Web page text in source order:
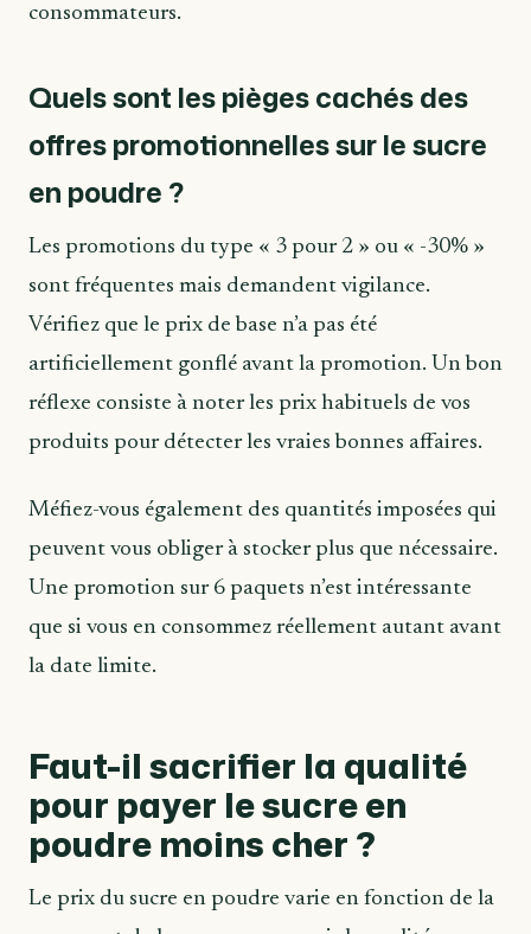
consommateurs.
Quels sont les pièges cachés des
offres promotionnelles sur le sucre
en poudre ?
Les promotions du type « 3 pour 2 » ou « -30% »
sont fréquentes mais demandent vigilance.
Vérifiez que le prix de base n’a pas été
artificiellement gonflé avant la promotion. Un bon
réflexe consiste à noter les prix habituels de vos
produits pour détecter les vraies bonnes affaires.
Méfiez-vous également des quantités imposées qui
peuvent vous obliger à stocker plus que nécessaire.
Une promotion sur 6 paquets n’est intéressante
que si vous en consommez réellement autant avant
la date limite.
Faut-il sacrifier la qualité
pour payer le sucre en
poudre moins cher ?
Le prix du sucre en poudre varie en fonction de la